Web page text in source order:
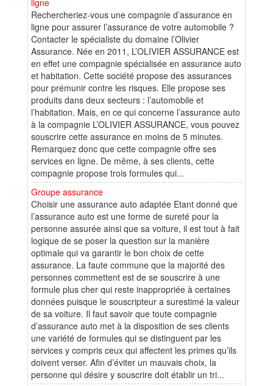
Rechercheriez-vous une compagnie d’assurance en
ligne pour assurer l’assurance de votre automobile ?
Contacter le spécialiste du domaine l’Olivier
Assurance. Née en 2011, L’OLIVIER ASSURANCE est
en effet une compagnie spécialisée en assurance auto
et habitation. Cette société propose des assurances
pour prémunir contre les risques. Elle propose ses
produits dans deux secteurs : l’automobile et
l’habitation. Mais, en ce qui concerne l’assurance auto
à la compagnie L’OLIVIER ASSURANCE, vous pouvez
souscrire cette assurance en moins de 5 minutes.
Remarquez donc que cette compagnie offre ses
services en ligne. De même, à ses clients, cette
compagnie propose trois formules qui...
Groupe assurance
Choisir une assurance auto adaptée Etant donné que
l’assurance auto est une forme de sureté pour la
personne assurée ainsi que sa voiture, il est tout à fait
logique de se poser la question sur la manière
optimale qui va garantir le bon choix de cette
assurance. La faute commune que la majorité des
personnes commettent est de se souscrire à une
formule plus cher qui reste inappropriée à certaines
données puisque le souscripteur a surestimé la valeur
de sa voiture. Il faut savoir que toute compagnie
d’assurance auto met à la disposition de ses clients
une variété de formules qui se distinguent par les
services y compris ceux qui affectent les primes qu’ils
doivent verser. Afin d’éviter un mauvais choix, la
personne qui désire y souscrire doit établir un tri...